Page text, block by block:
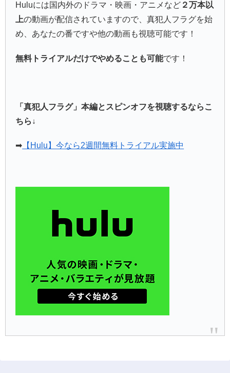
Huluには国内外のドラマ・映画・アニメなど ２万本以
上の動画が配信されていますので、真犯人フラグを始
め、あなたの番ですや他の動画も視聴可能です！
無料トライアルだけでやめることも可能です！
「真犯人フラグ」本編とスピンオフを視聴するならこ
ちら↓
➡ 【Hulu】今なら2週間無料トライアル実施中